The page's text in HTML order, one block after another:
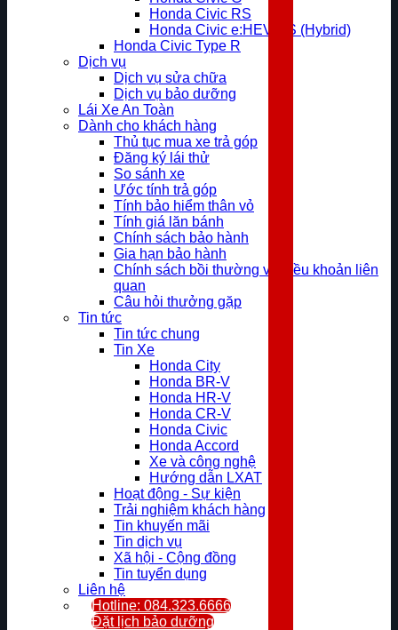
Honda Civic RS
Honda Civic e:HEV RS (Hybrid)
Honda Civic Type R
Dịch vụ
Dịch vụ sửa chữa
Dịch vụ bảo dưỡng
Lái Xe An Toàn
Dành cho khách hàng
Thủ tục mua xe trả góp
Đăng ký lái thử
So sánh xe
Ước tính trả góp
Tính bảo hiểm thân vỏ
Tính giá lăn bánh
Chính sách bảo hành
Gia hạn bảo hành
Chính sách bồi thường và điều khoản liên
quan
Câu hỏi thưởng gặp
Tin tức
Tin tức chung
Tin Xe
Honda City
Honda BR-V
Honda HR-V
Honda CR-V
Honda Civic
Honda Accord
Xe và công nghệ
Hướng dẫn LXAT
Hoạt động - Sự kiện
Trải nghiệm khách hàng
Tin khuyến mãi
Tin dịch vụ
Xã hội - Cộng đồng
Tin tuyển dụng
Liên hệ
Hotline: 084.323.6666
Đặt lịch bảo dưỡng